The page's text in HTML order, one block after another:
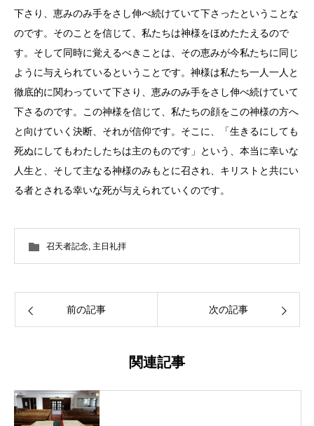
下さり、恵みのみ手をさし伸べ続けていて下さったということな
のです。そのことを信じて、私たちは神様をほめたたえるので
す。そして同時に覚えるべきことは、その恵みが今私たちに同じ
ように与えられているということです。神様は私たち一人一人と
徹底的に関わっていて下さり、恵みのみ手をさし伸べ続けていて
下さるのです。この神様を信じて、私たちの顔をこの神様の方へ
と向けていく決断、それが信仰です。そこに、「生きるにしても
死ぬにしてもわたしたちは主のものです」という、本当に幸いな
人生と、そして主なる神様のみもとに召され、キリストと共にい
る者とされる幸いな死が与えられていくのです。
召天者記念, 主日礼拝
前の記事 次の記事
関連記事